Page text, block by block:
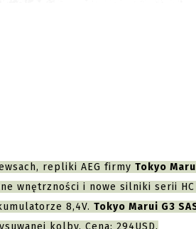
repliki AEG firmy Tokyo
wnętrzności i nowe silniki serii
8,4V. Tokyo Marui G3
kolby. Cena: 294USD.